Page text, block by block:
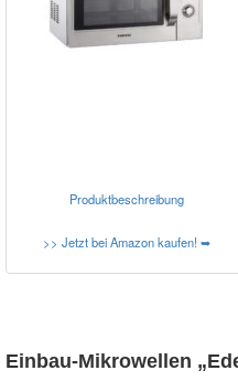
Produktbeschreibung
>> Jetzt bei Amazon kaufen! ➥
Einbau-Mikrowellen